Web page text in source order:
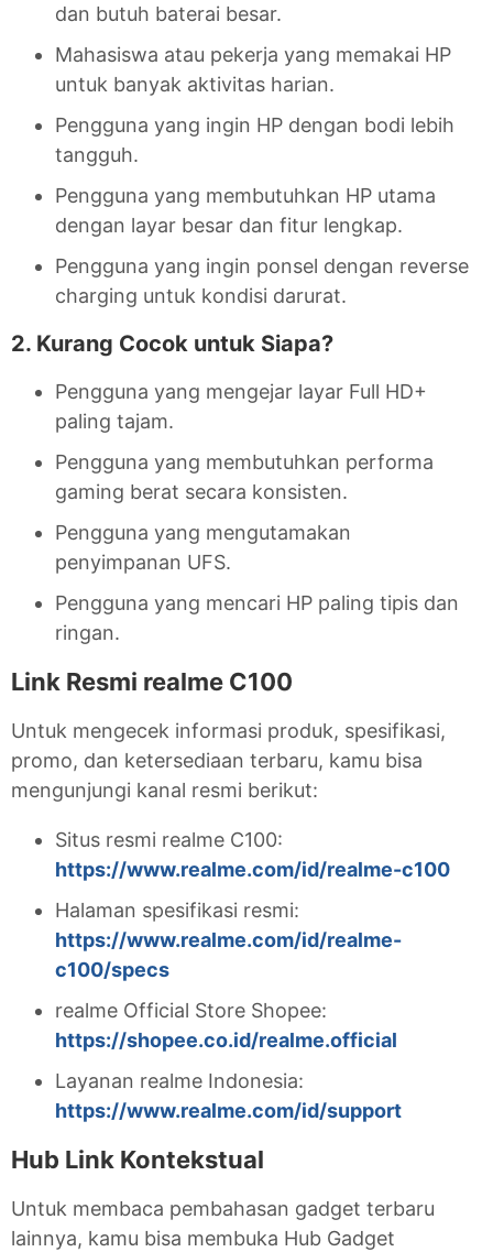
dan butuh baterai besar.
Mahasiswa atau pekerja yang memakai HP
untuk banyak aktivitas harian.
Pengguna yang ingin HP dengan bodi lebih
tangguh.
Pengguna yang membutuhkan HP utama
dengan layar besar dan fitur lengkap.
Pengguna yang ingin ponsel dengan reverse
charging untuk kondisi darurat.
2. Kurang Cocok untuk Siapa?
Pengguna yang mengejar layar Full HD+
paling tajam.
Pengguna yang membutuhkan performa
gaming berat secara konsisten.
Pengguna yang mengutamakan
penyimpanan UFS.
Pengguna yang mencari HP paling tipis dan
ringan.
Link Resmi realme C100
Untuk mengecek informasi produk, spesifikasi,
promo, dan ketersediaan terbaru, kamu bisa
mengunjungi kanal resmi berikut:
Situs resmi realme C100:
https://www.realme.com/id/realme-c100
Halaman spesifikasi resmi:
https://www.realme.com/id/realme-
c100/specs
realme Official Store Shopee:
https://shopee.co.id/realme.official
Layanan realme Indonesia:
https://www.realme.com/id/support
Hub Link Kontekstual
Untuk membaca pembahasan gadget terbaru
lainnya, kamu bisa membuka Hub Gadget